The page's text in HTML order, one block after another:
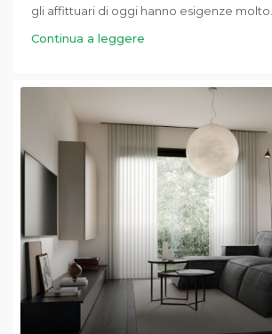
gli affittuari di oggi hanno esigenze molto...
Continua a leggere